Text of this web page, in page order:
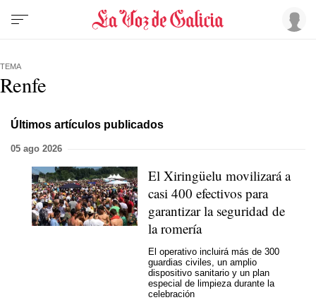
TEMA
Renfe
Últimos artículos publicados
05 ago 2026
El Xiringüelu movilizará a
casi 400 efectivos para
garantizar la seguridad de
la romería
El operativo incluirá más de 300
guardias civiles, un amplio
dispositivo sanitario y un plan
especial de limpieza durante la
celebración